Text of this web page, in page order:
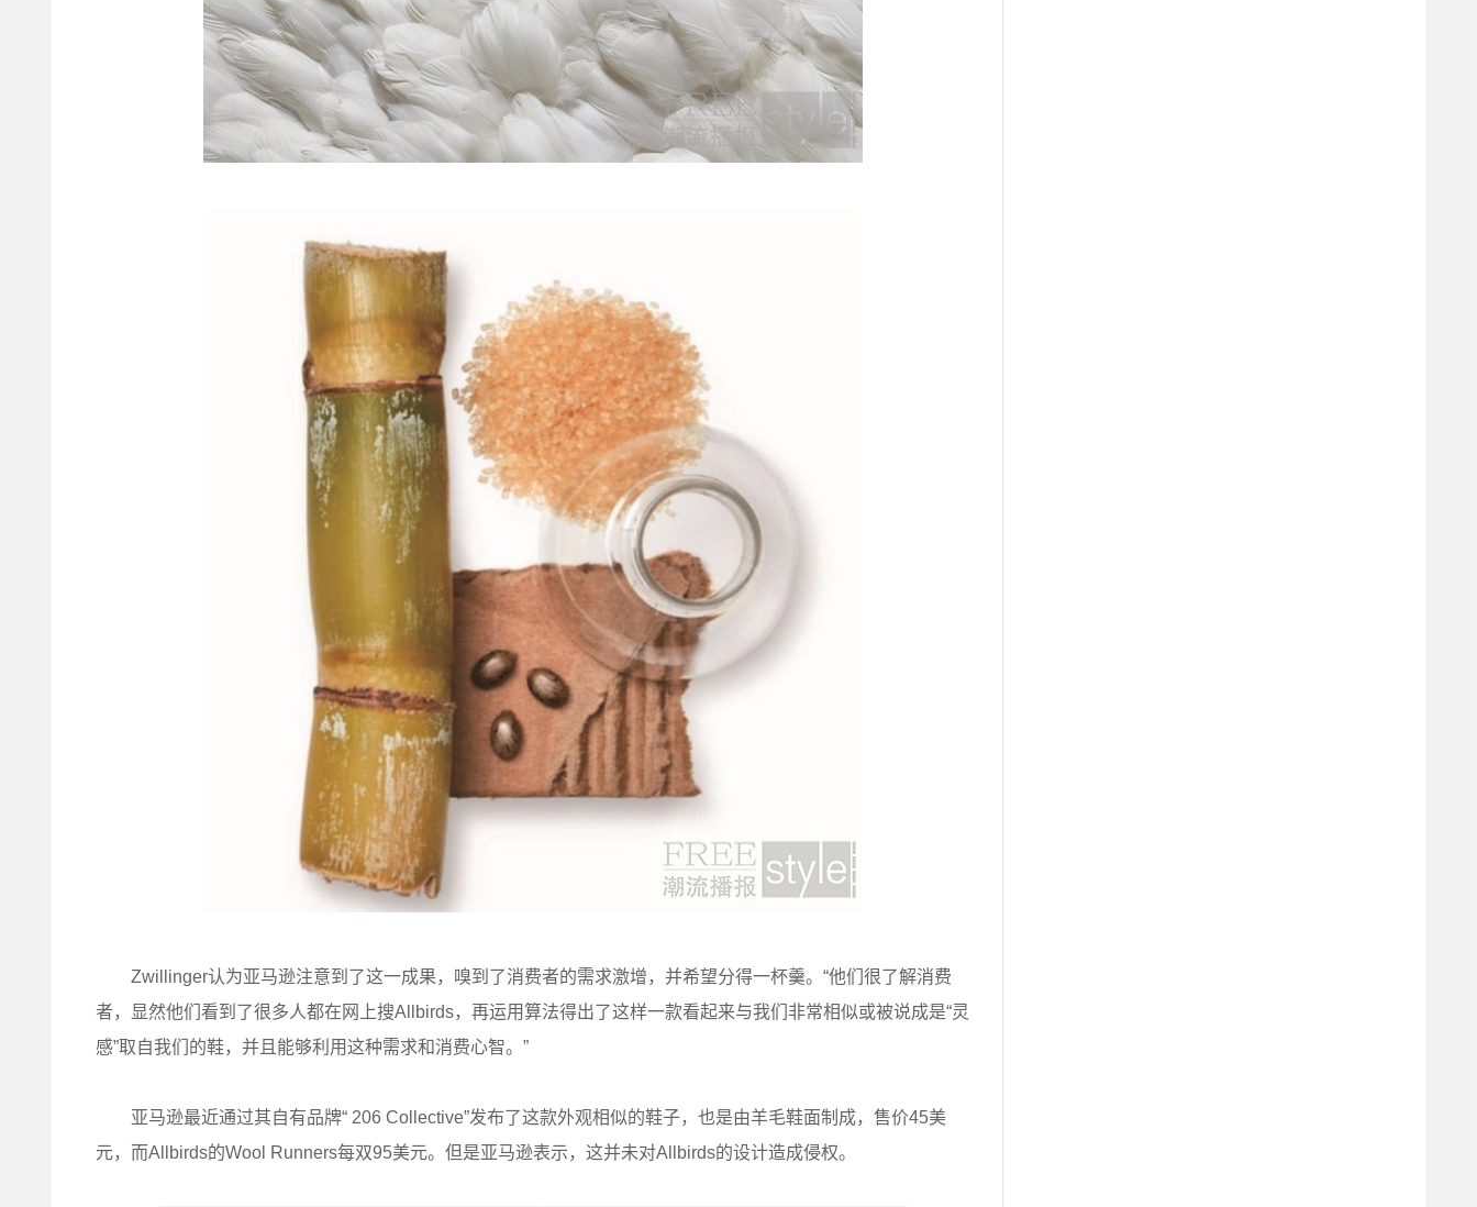
Zwillinger认为亚马逊注意到了这一成果，嗅到了消费者的需求激增，并希望分得一杯羹。“他们很了解消费
者，显然他们看到了很多人都在网上搜Allbirds，再运用算法得出了这样一款看起来与我们非常相似或被说成是“灵
感”取自我们的鞋，并且能够利用这种需求和消费心智。”
亚马逊最近通过其自有品牌“ 206 Collective”发布了这款外观相似的鞋子，也是由羊毛鞋面制成，售价45美
元，而Allbirds的Wool Runners每双95美元。但是亚马逊表示，这并未对Allbirds的设计造成侵权。